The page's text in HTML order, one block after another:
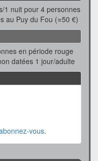
1 nuit pour 4 personnes
au Puy du Fou (≈50 €)
en période rouge
datées 1 jour/adulte
vous.